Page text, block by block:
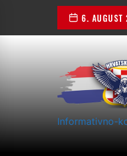
the
6.
Informativno-